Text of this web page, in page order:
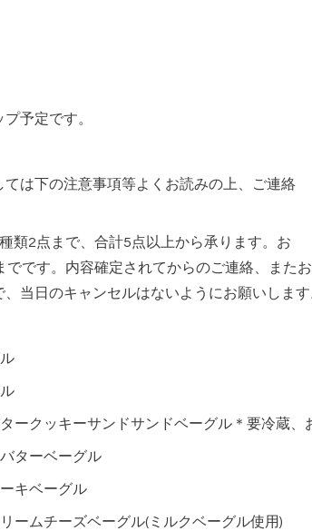
予定です。
ては下の注意事項等よくお読みの上、ご連絡
類2点まで、合計5点以上から承ります。お
でです。内容確定されてからのご連絡、また
当日のキャンセルはないようにお願いします
ークッキーサンドサンドベーグル＊要冷蔵、
ターベーグル
キベーグル
ームチーズベーグル(ミルクベーグル使用)